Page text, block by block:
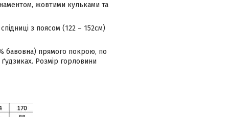
жовтими кульками та
з поясом (122 – 152см)
бавовна) прямого покрою, по
Розмір горловини